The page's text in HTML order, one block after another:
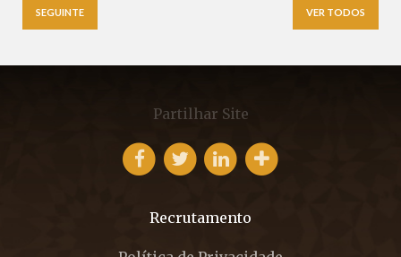
SEGUINTE VER TODOS
Partilhar Site
Recrutamento